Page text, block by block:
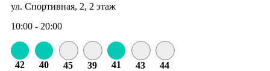
ул. Спортивная, 2, 2 этаж
10:00 - 20:00
42 40 45 39 41 43 44